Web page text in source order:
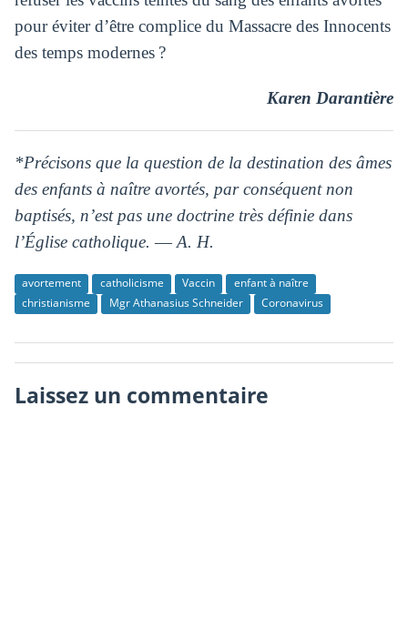
pour éviter d’être complice du Massacre des Innocents
des temps modernes ?
Karen Darantière
*Précisons que la question de la destination des âmes
des enfants à naître avortés, par conséquent non
baptisés, n’est pas une doctrine très définie dans
l’Église catholique. ― A. H.
avortement catholicisme Vaccin
enfant à naître
christianisme
Mgr Athanasius Schneider Coronavirus
Laissez un commentaire